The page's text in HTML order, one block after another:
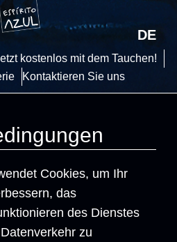
kostenlos mit dem Tauchen!
Kontaktieren Sie uns
DE
Cookies, um Ihr
das
des Dienstes
zu